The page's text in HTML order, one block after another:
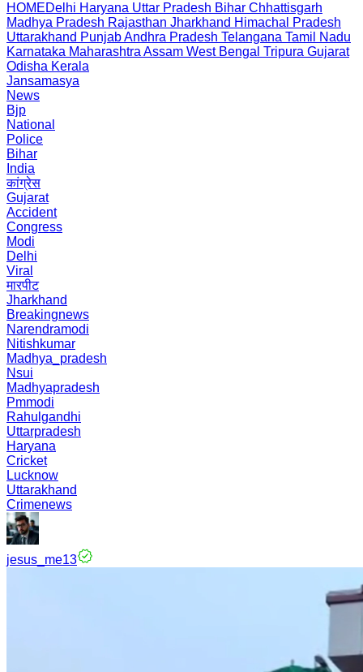
HOMEDelhi Haryana Uttar Pradesh Bihar Chhattisgarh
Madhya Pradesh Rajasthan Jharkhand Himachal Pradesh
Uttarakhand PunjabAndhra Pradesh Telangana Tamil Nadu
Karnataka Maharashtra Assam West Bengal Tripura Gujarat
Odisha Kerala
Jansamasya
News
Bjp
National
Police
Bihar
India
कांग्रेस
Gujarat
Accident
Congress
Modi
Delhi
Viral
मारपीट
Jharkhand
Breakingnews
Narendramodi
Nitishkumar
Madhya_pradesh
Nsui
Madhyapradesh
Pmmodi
Rahulgandhi
Uttarpradesh
Haryana
Cricket
Lucknow
Uttarakhand
Crimenews
jesus_me13